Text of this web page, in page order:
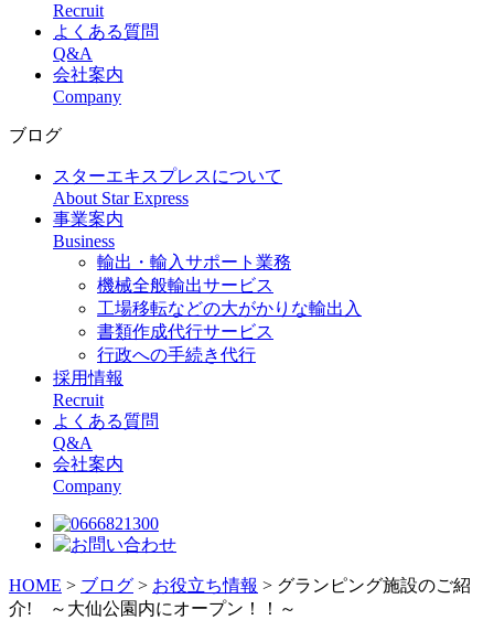
Recruit
よくある質問
Q&A
会社案内
Company
ブログ
スターエキスプレスについて
About Star Express
事業案内
Business
輸出・輸入サポート業務
機械全般輸出サービス
工場移転などの大がかりな輸出入
書類作成代行サービス
行政への手続き代行
採用情報
Recruit
よくある質問
Q&A
会社案内
Company
HOME > ブログ > お役立ち情報 > グランピング施設のご紹
介! ～大仙公園内にオープン！！～